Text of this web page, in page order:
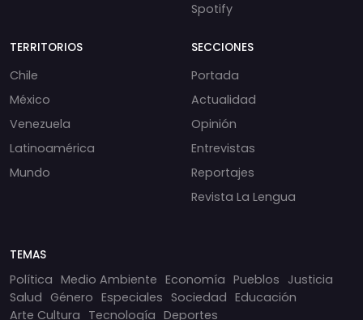
Spotify
TERRITORIOS
Chile
México
Venezuela
Latinoamérica
Mundo
SECCIONES
Portada
Actualidad
Opinión
Entrevistas
Reportajes
Revista La Lengua
TEMAS
Política Medio Ambiente Economía Pueblos Justicia
Salud Género Especiales Sociedad Educación
Arte Cultura Tecnología Deportes